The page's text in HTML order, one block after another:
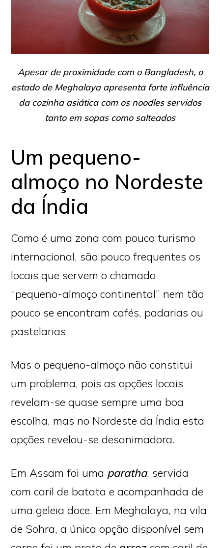
Apesar de proximidade com o Bangladesh, o
estado de Meghalaya apresenta forte influência
da cozinha asiática com os noodles servidos
tanto em sopas como salteados
Um pequeno-
almoço no Nordeste
da Índia
Como é uma zona com pouco turismo
internacional, são pouco frequentes os
locais que servem o chamado
“pequeno-almoço continental” nem tão
pouco se encontram cafés, padarias ou
pastelarias.
Mas o pequeno-almoço não constitui
um problema, pois as opções locais
revelam-se quase sempre uma boa
escolha, mas no Nordeste da Índia esta
opções revelou-se desanimadora.
Em Assam foi uma paratha, servida
com caril de batata e acompanhada de
uma geleia doce. Em Meghalaya, na vila
de Sohra, a única opção disponível sem